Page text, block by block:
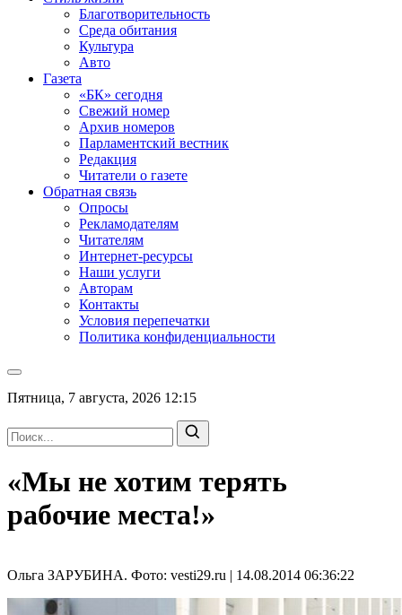
Благотворительность
Среда обитания
Культура
Авто
Газета
«БК» сегодня
Свежий номер
Архив номеров
Парламентский вестник
Редакция
Читатели о газете
Обратная связь
Опросы
Рекламодателям
Читателям
Интернет-ресурсы
Наши услуги
Авторам
Контакты
Условия перепечатки
Политика конфиденциальности
Пятница, 7 августа, 2026 12:15
«Мы не хотим терять
рабочие места!»
Ольга ЗАРУБИНА. Фото: vesti29.ru | 14.08.2014 06:36:22